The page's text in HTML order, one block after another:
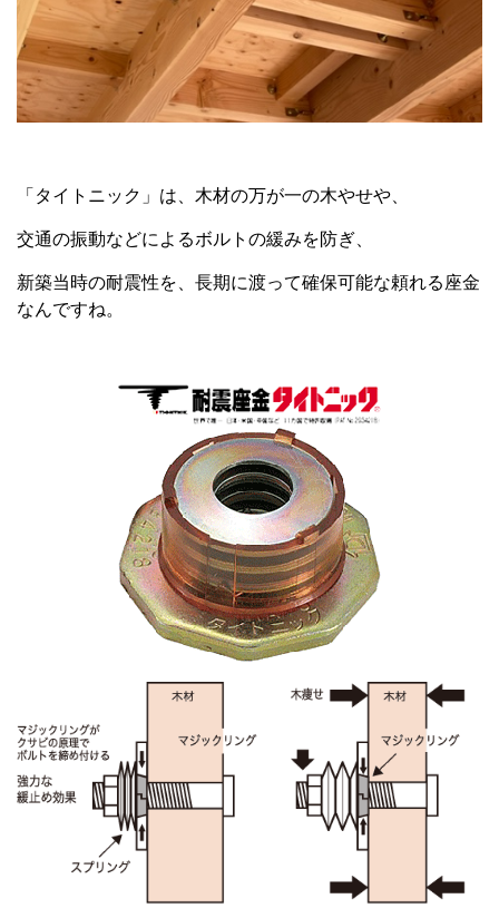
「タイトニック」は、木材の万が一の木やせや、
交通の振動などによるボルトの緩みを防ぎ、
新築当時の耐震性を、長期に渡って確保可能な頼れる座金
なんですね。